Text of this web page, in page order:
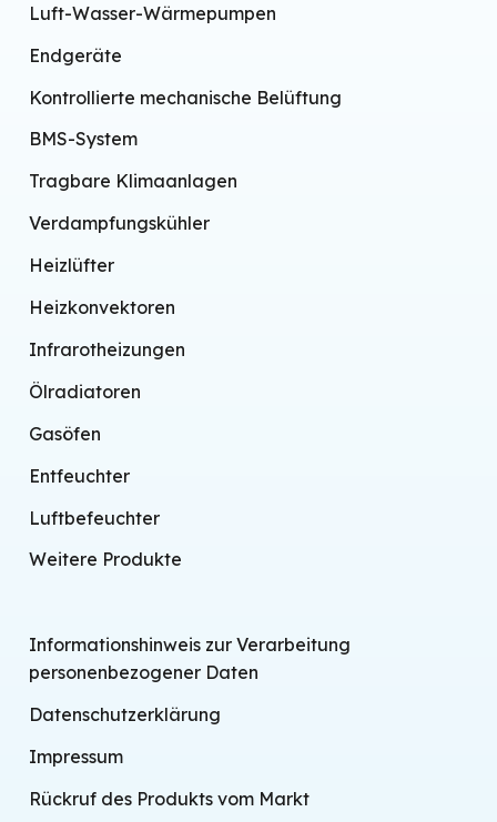
Luft-Wasser-Wärmepumpen
Endgeräte
Kontrollierte mechanische Belüftung
BMS-System
Tragbare Klimaanlagen
Verdampfungskühler
Heizlüfter
Heizkonvektoren
Infrarotheizungen
Ölradiatoren
Gasöfen
Entfeuchter
Luftbefeuchter
Weitere Produkte
Informationshinweis zur Verarbeitung
personenbezogener Daten
Datenschutzerklärung
Impressum
Rückruf des Produkts vom Markt